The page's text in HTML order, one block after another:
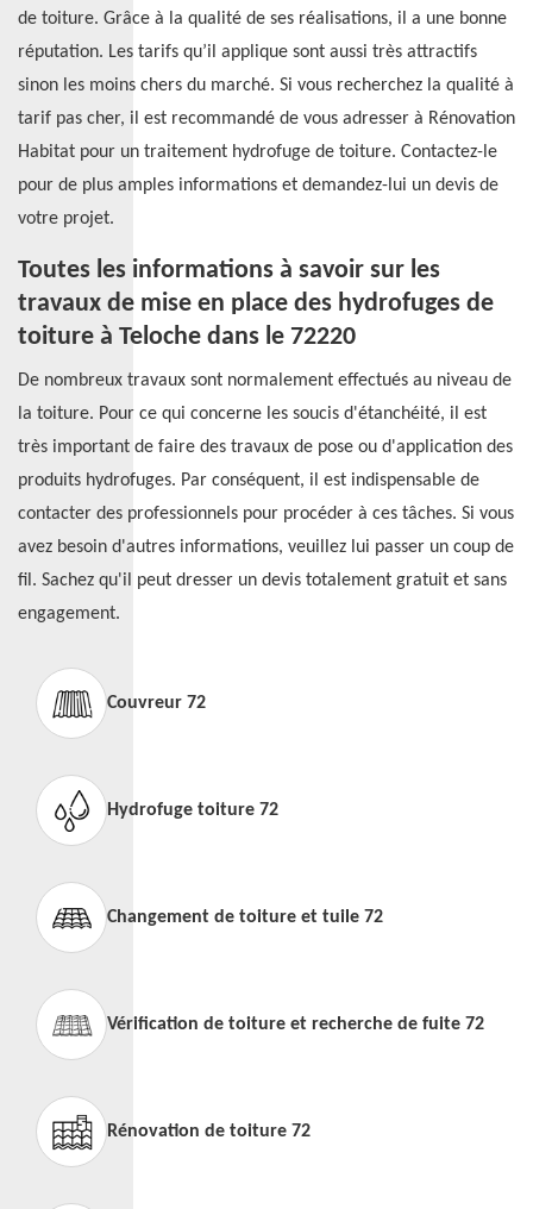
de toiture. Grâce à la qualité de ses réalisations, il a une bonne
réputation. Les tarifs qu’il applique sont aussi très attractifs
sinon les moins chers du marché. Si vous recherchez la qualité à
tarif pas cher, il est recommandé de vous adresser à Rénovation
Habitat pour un traitement hydrofuge de toiture. Contactez-le
pour de plus amples informations et demandez-lui un devis de
votre projet.
Toutes les informations à savoir sur les
travaux de mise en place des hydrofuges de
toiture à Teloche dans le 72220
De nombreux travaux sont normalement effectués au niveau de
la toiture. Pour ce qui concerne les soucis d'étanchéité, il est
très important de faire des travaux de pose ou d'application des
produits hydrofuges. Par conséquent, il est indispensable de
contacter des professionnels pour procéder à ces tâches. Si vous
avez besoin d'autres informations, veuillez lui passer un coup de
fil. Sachez qu'il peut dresser un devis totalement gratuit et sans
engagement.
Couvreur 72
Hydrofuge toiture 72
Changement de toiture et tuile 72
Vérification de toiture et recherche de fuite 72
Rénovation de toiture 72